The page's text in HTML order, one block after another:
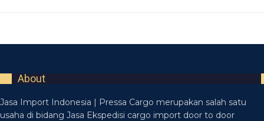
About
Jasa Import Indonesia | Pressa Cargo merupakan salah satu
usaha di bidang Jasa Ekspedisi cargo import door to door